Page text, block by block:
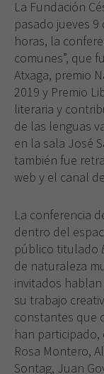
La Fundación
pasado jueves 9
horas, la
comunes”, que
Atxaga, premio
2019 y Premio
literaria y
de las lenguas
en la sala José
también fue
web y el canal
La conferencia
dentro del
público titulado
de naturaleza
invitados
su trabajo
constantes que
han
Rosa Montero,
Sontag, Juan